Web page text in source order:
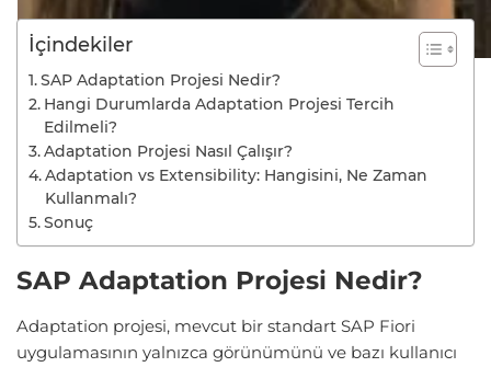
İçindekiler
SAP Adaptation Projesi Nedir?
Hangi Durumlarda Adaptation Projesi Tercih
Edilmeli?
Adaptation Projesi Nasıl Çalışır?
Adaptation vs Extensibility: Hangisini, Ne Zaman
Kullanmalı?
Sonuç
SAP Adaptation Projesi Nedir?
Adaptation projesi, mevcut bir standart SAP Fiori
uygulamasının yalnızca görünümünü ve bazı kullanıcı